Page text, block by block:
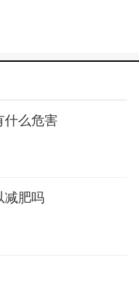
什么危害
减肥吗